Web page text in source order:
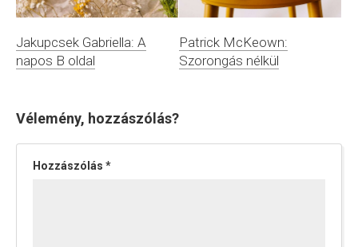
Jakupcsek Gabriella: A
napos B oldal
Patrick McKeown:
Szorongás nélkül
Vélemény, hozzászólás?
Hozzászólás *